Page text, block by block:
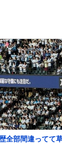
全部間違ってて